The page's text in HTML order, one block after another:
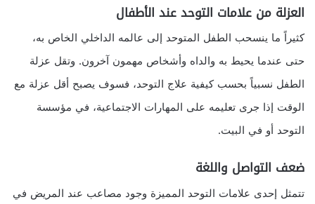
العزلة من علامات التوحد عند الأطفال
كثيراً ما ينسحب الطفل المتوحد إلى عالمه الداخلي الخاص به،
حتى عندما يحيط به والداه وأشخاص مهمون آخرون. وتقل عزلة
الطفل نسبياً بحسب كيفية علاج التوحد، فسوف يصبح أقل عزلة مع
الوقت إذا جرى تعليمه على المهارات الاجتماعية، في مؤسسة
التوحد أو في البيت.
ضعف التواصل واللغة
تتمثل إحدى علامات التوحد المميزة وجود مصاعب عند المريض في